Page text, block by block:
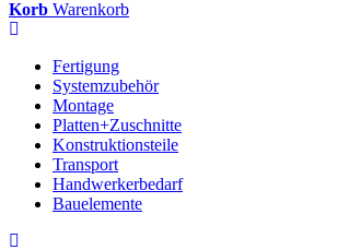
Korb Warenkorb
Fertigung
Systemzubehör
Montage
Platten+Zuschnitte
Konstruktionsteile
Transport
Handwerkerbedarf
Bauelemente